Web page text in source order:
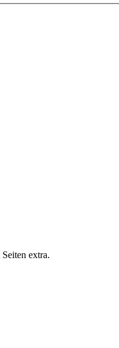
extra.